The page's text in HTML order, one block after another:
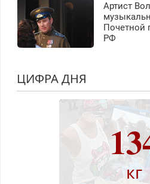
Артист
Почетной
РФ
ЦИФРА ДНЯ
кг